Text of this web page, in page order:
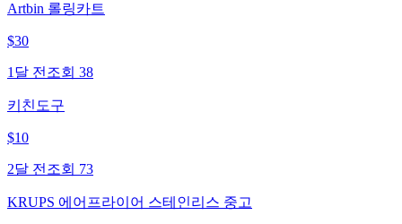
Artbin 롤링카트
$30
1달 전 조회 38
키친도구
$10
2달 전 조회 73
KRUPS 에어프라이어 스테인리스 중고